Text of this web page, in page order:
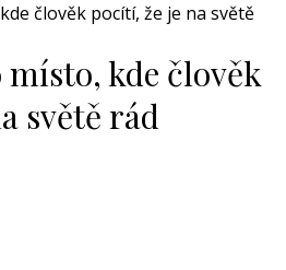
člověk pocítí, že je na světě
místo, kde člověk
světě rád